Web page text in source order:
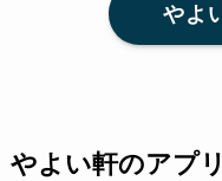
やよ
やよい軒のアプ